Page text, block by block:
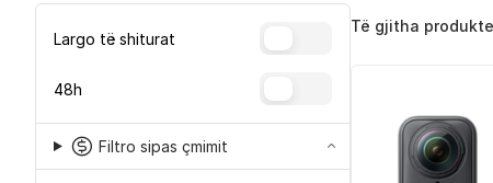
Largo të shiturat
48h
Filtro sipas çmimit
Të gjitha